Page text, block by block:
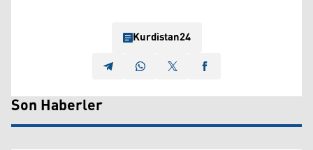
Kurdistan24
Son Haberler